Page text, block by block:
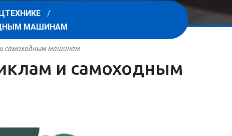
МАШИНАМ
и самоходным машинам
и самоходным